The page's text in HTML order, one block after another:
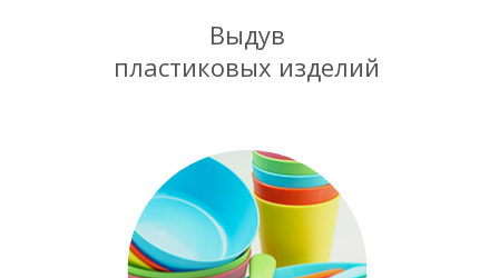
Выдув
пластиковых изделий